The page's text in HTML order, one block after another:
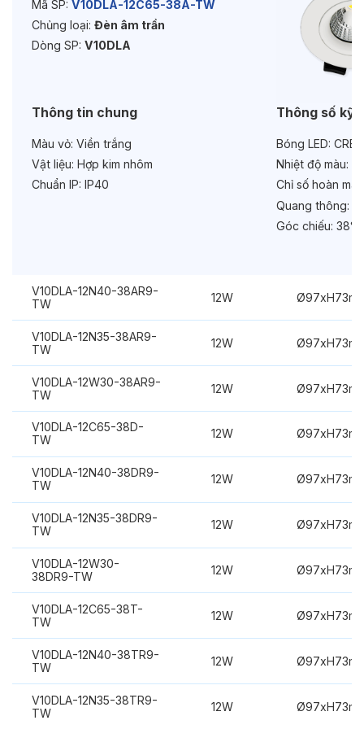
Tuổi thọ: >30000h
Chống chói:
Mã SP: V10DLA-12C65-38A-TW
Chủng loại: Đèn âm trần
Dòng SP: V10DLA
Thông tin chung
Màu vỏ: Viền trắng
Vật liệu: Hợp kim nhôm
Chuẩn IP: IP40
Thông số kỹ
Bóng LED:
Nhiệt độ màu:
Chỉ số hoàn
Quang thông:
Góc chiếu: 38°
V10DLA-12N40-38AR9-
TW
12W
V10DLA-12N35-38AR9-
TW
12W
V10DLA-12W30-38AR9-
TW
12W
V10DLA-12C65-38D-
TW
12W
V10DLA-12N40-38DR9-
TW
12W
V10DLA-12N35-38DR9-
TW
12W
V10DLA-12W30-
38DR9-TW
12W
V10DLA-12C65-38T-
TW
12W
V10DLA-12N40-38TR9-
TW
12W
V10DLA-12N35-38TR9-
TW
12W